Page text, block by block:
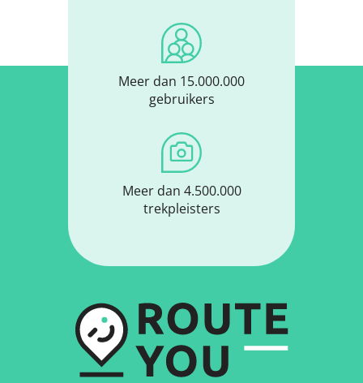
Meer dan 15.000.000
gebruikers
Meer dan 4.500.000
trekpleisters